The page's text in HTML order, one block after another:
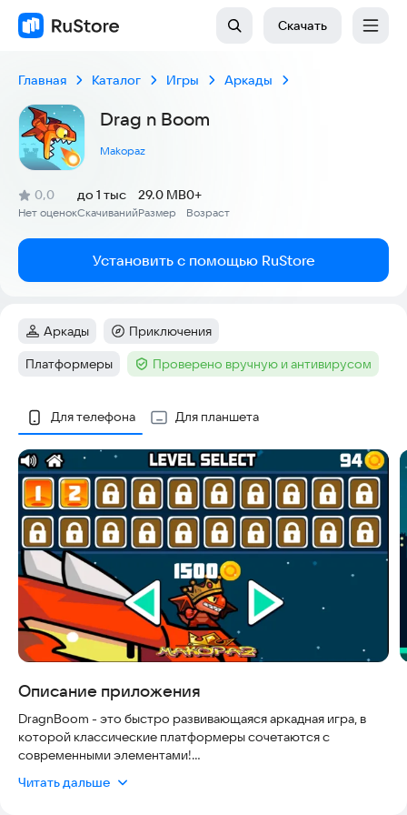
Скачать
Главная Каталог Игры Аркады
Drag n Boom
Makopaz
Рейтинг:
0,0
(
Нет оценок
)
Скачиваний
до 1 тыс
Размер
29.0 MB
Возраст
0+
Установить с помощью RuStore
Категория:
Аркады Категория:
Приключения
Тег:
Платформеры Тег :Проверено вручную и антивирусом
Скриншоты
Для телефона Для планшета
Описание приложения
DragnBoom - это быстро развивающаяся аркадная игра, в
которой классические платформеры сочетаются с
современными элементами!
дракона и погрузитесь в хаос средневекового
Читать дальше